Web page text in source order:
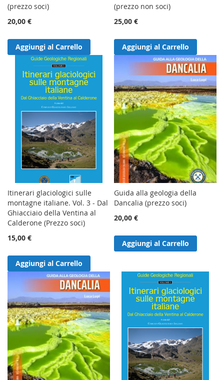
(prezzo soci)
20,00 €
Aggiungi al Carrello
(prezzo non soci)
25,00 €
Aggiungi al Carrello
Itinerari glaciologici sulle
montagne italiane. Vol. 3 - Dal
Ghiacciaio della Ventina al
Calderone (Prezzo soci)
15,00 €
Aggiungi al Carrello
Guida alla geologia della
Dancalia (prezzo soci)
20,00 €
Aggiungi al Carrello